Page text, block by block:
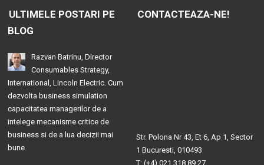
ULTIMELE POSTARI PE
BLOG
Razvan Batrinu, Director
Consumables Strategy,
International, Lincoln Electric. Cum
dezvolta business simulation
capacitatea managerilor de a
intelege mecanisme critice de
business si de a lua decizii mai
bune
CONTACTEAZA-NE!
Str. Polona Nr 43, Et 6, Ap 1, Sector
1 Bucuresti, 010493
T: (+4) 021 318 89 27